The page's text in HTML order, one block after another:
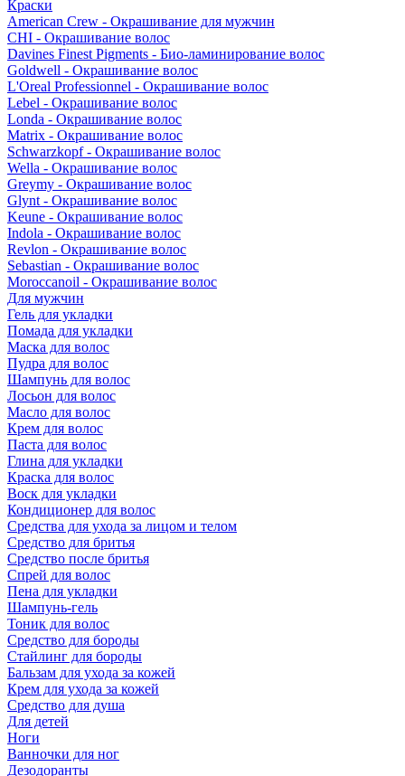
Краски
American Crew - Окрашивание для мужчин
CHI - Окрашивание волос
Davines Finest Pigments - Био-ламинирование волос
Goldwell - Окрашивание волос
L'Oreal Professionnel - Окрашивание волос
Lebel - Окрашивание волос
Londa - Окрашивание волос
Matrix - Окрашивание волос
Schwarzkopf - Окрашивание волос
Wella - Окрашивание волос
Greymy - Окрашивание волос
Glynt - Окрашивание волос
Keune - Окрашивание волос
Indola - Окрашивание волос
Revlon - Окрашивание волос
Sebastian - Окрашивание волос
Moroccanoil - Окрашивание волос
Для мужчин
Гель для укладки
Помада для укладки
Маска для волос
Пудра для волос
Шампунь для волос
Лосьон для волос
Масло для волос
Крем для волос
Паста для волос
Глина для укладки
Краска для волос
Воск для укладки
Кондиционер для волос
Средства для ухода за лицом и телом
Средство для бритья
Средство после бритья
Спрей для волос
Пена для укладки
Шампунь-гель
Тоник для волос
Средство для бороды
Стайлинг для бороды
Бальзам для ухода за кожей
Крем для ухода за кожей
Средство для душа
Для детей
Ноги
Ванночки для ног
Дезодоранты